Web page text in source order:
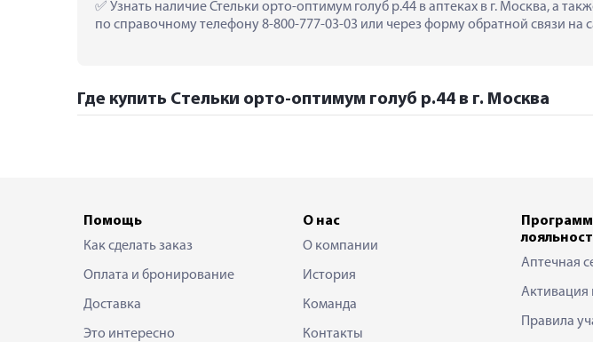
Узнать наличие Стельки орто-оптимум голуб р.44 в аптеках в г. Москва, а
по справочному телефону 8-800-777-03-03 или через форму обратной связи на
Где купить Стельки орто-оптимум голуб р.44 в г. Москва
Помощь
Как сделать заказ
Оплата и бронирование
Доставка
Это интересно
О нас
О компании
История
Команда
Контакты
Аптечная
Активация
Правила